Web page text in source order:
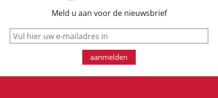
Meld u aan voor de nieuwsbrief
e-mail
aanmelden